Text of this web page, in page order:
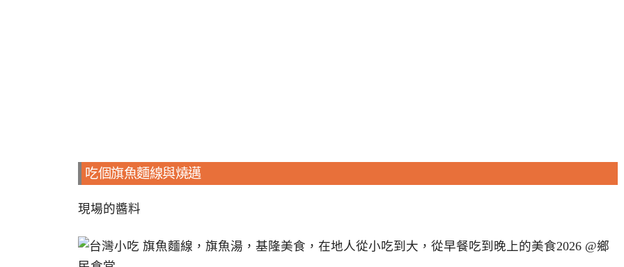
吃個旗魚麵線與燒邁
現場的醬料